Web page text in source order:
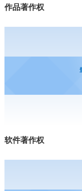
作品著作权
软件著作权